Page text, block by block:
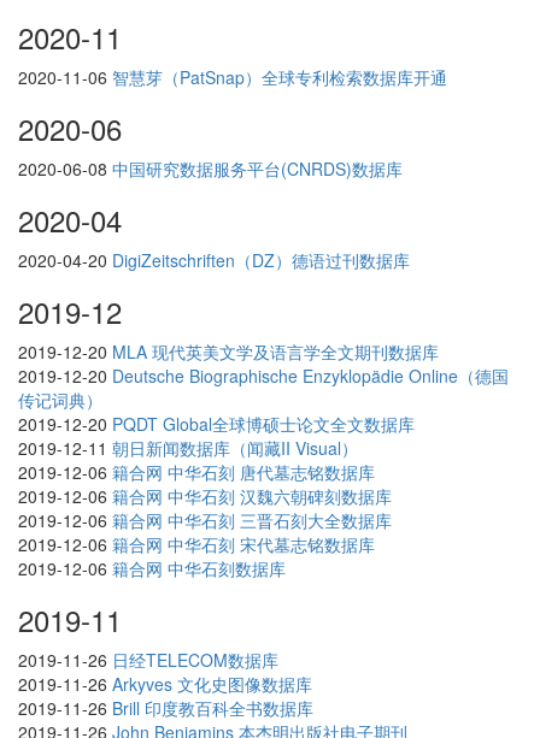
2020-11
2020-11-06 智慧芽（PatSnap）全球专利检索数据库开通
2020-06
2020-06-08 中国研究数据服务平台(CNRDS)数据库
2020-04
2020-04-20 DigiZeitschriften（DZ）德语过刊数据库
2019-12
2019-12-20 MLA 现代英美文学及语言学全文期刊数据库
2019-12-20 Deutsche Biographische Enzyklopädie Online（德国
传记词典）
2019-12-20 PQDT Global全球博硕士论文全文数据库
2019-12-11 朝日新闻数据库（闻藏II Visual）
2019-12-06 籍合网 中华石刻 唐代墓志铭数据库
2019-12-06 籍合网 中华石刻 汉魏六朝碑刻数据库
2019-12-06 籍合网 中华石刻 三晋石刻大全数据库
2019-12-06 籍合网 中华石刻 宋代墓志铭数据库
2019-12-06 籍合网 中华石刻数据库
2019-11
2019-11-26 日经TELECOM数据库
2019-11-26 Arkyves 文化史图像数据库
2019-11-26 Brill 印度教百科全书数据库
2019-11-26 John Benjamins 本杰明出版社电子期刊